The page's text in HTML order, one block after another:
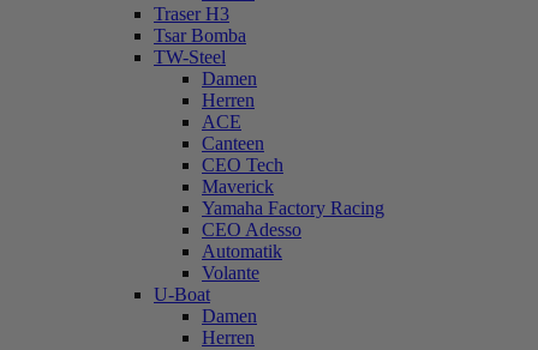
Traser H3
Tsar Bomba
TW-Steel
Damen
Herren
ACE
Canteen
CEO Tech
Maverick
Yamaha Factory Racing
CEO Adesso
Automatik
Volante
U-Boat
Damen
Herren